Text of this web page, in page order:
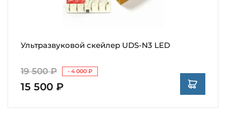
Ультразвуковой скейлер UDS-N3 LED
19 500 ₽ - 4 000 ₽
15 500 ₽